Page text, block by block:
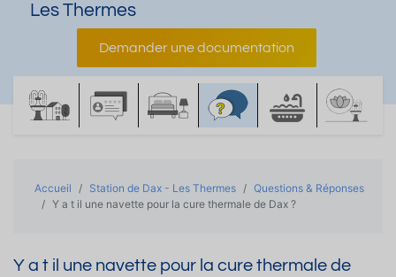
Les Thermes
Demander une documentation
Accueil Station de Dax - Les Thermes
Questions & Réponses
Y a t il une navette pour la cure thermale de Dax ?
Y a t il une navette pour la cure thermale de